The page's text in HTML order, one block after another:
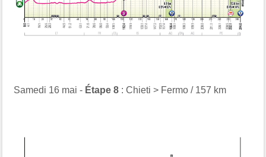
Samedi 16 mai - Étape 8 : Chieti > Fermo / 157 km